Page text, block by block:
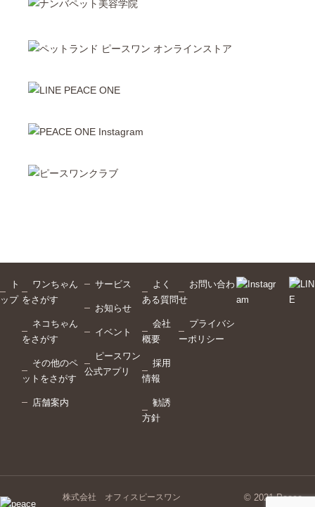
ト
ップ
ワンちゃん
をさがす
ネコちゃん
をさがす
その他のペ
ットをさがす
店舗案内
サービス
お知らせ
イベント
ピースワン
公式アプリ
よく
ある質問
会社
概要
採用
情報
勧誘
方針
お問い合わ
せ
プライバシ
ーポリシー
株式会社 オフィスピースワン
© 2021 Peace